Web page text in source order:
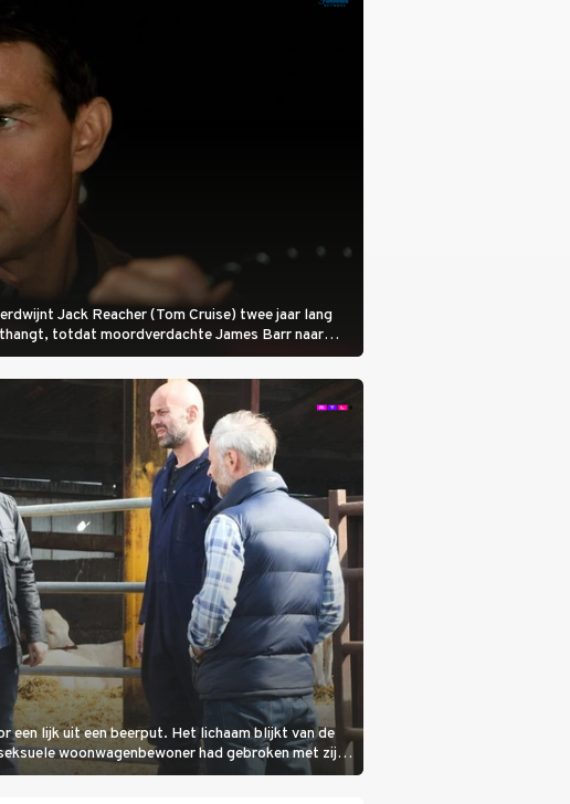
Jack Reacher (Tom Cruise) twee jaar lang
totdat moordverdachte James Barr naar
een lijk uit een beerput. Het lichaam blijkt van de
woonwagenbewoner had gebroken met zijn
ruzie.